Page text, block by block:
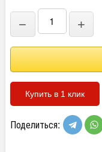
− +
Купить в 1 клик
Поделиться: